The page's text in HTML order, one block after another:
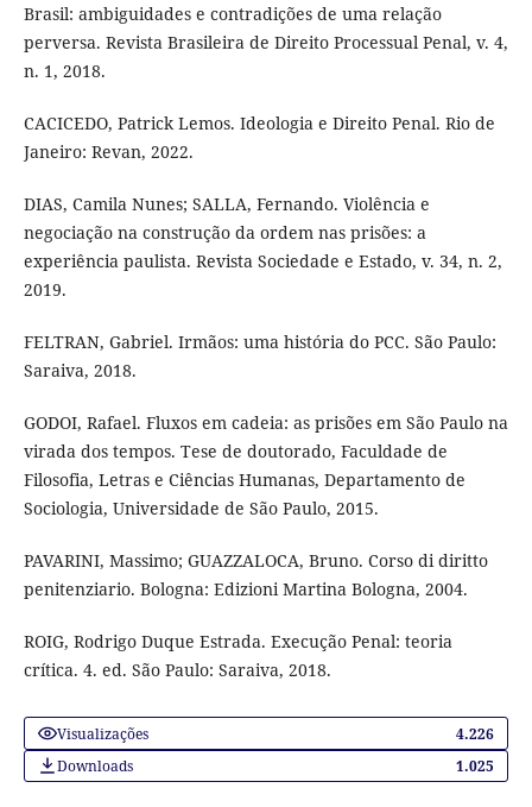
Brasil: ambiguidades e contradições de uma relação
perversa. Revista Brasileira de Direito Processual Penal, v. 4,
n. 1, 2018.
CACICEDO, Patrick Lemos. Ideologia e Direito Penal. Rio de
Janeiro: Revan, 2022.
DIAS, Camila Nunes; SALLA, Fernando. Violência e
negociação na construção da ordem nas prisões: a
experiência paulista. Revista Sociedade e Estado, v. 34, n. 2,
2019.
FELTRAN, Gabriel. Irmãos: uma história do PCC. São Paulo:
Saraiva, 2018.
GODOI, Rafael. Fluxos em cadeia: as prisões em São Paulo na
virada dos tempos. Tese de doutorado, Faculdade de
Filosofia, Letras e Ciências Humanas, Departamento de
Sociologia, Universidade de São Paulo, 2015.
PAVARINI, Massimo; GUAZZALOCA, Bruno. Corso di diritto
penitenziario. Bologna: Edizioni Martina Bologna, 2004.
ROIG, Rodrigo Duque Estrada. Execução Penal: teoria
crítica. 4. ed. São Paulo: Saraiva, 2018.
Visualizações
4.226
Downloads
1.025